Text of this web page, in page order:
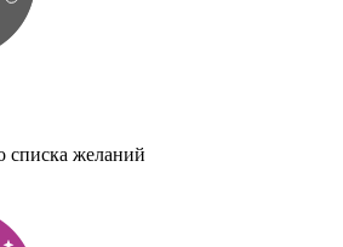
списка желаний